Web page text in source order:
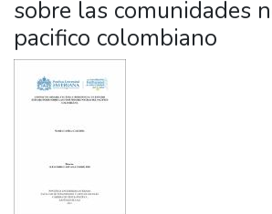
sobre las comunidades
pacifico colombiano